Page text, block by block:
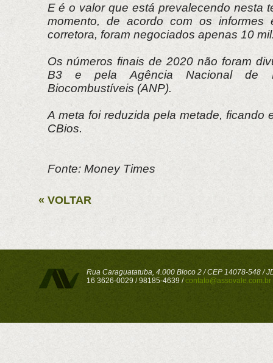
E é o valor que está prevalecendo nesta
momento, de acordo com os informes
corretora, foram negociados apenas 10
Os números finais de 2020 não foram
B3 e pela Agência Nacional de
Biocombustíveis (ANP).
A meta foi reduzida pela metade, ficando
CBios.
Fonte: Money Times
« VOLTAR
Rua Caraguatatuba, 4.000 Bloco 2 / CEP 14078-548 /
16 3626-0029 / 98185-4639 /contato@assovale.com.br